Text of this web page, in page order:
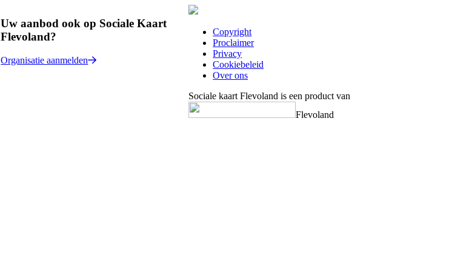
Uw aanbod ook op Sociale Kaart
Flevoland?
Organisatie aanmelden
Copyright
Proclaimer
Privacy
Cookiebeleid
Over ons
Sociale kaart Flevoland is een product van
Flevoland